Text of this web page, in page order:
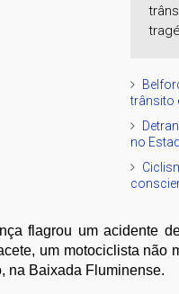
trânsito
no
flagrou um acidente
um motociclista não
na Baixada Fluminense.